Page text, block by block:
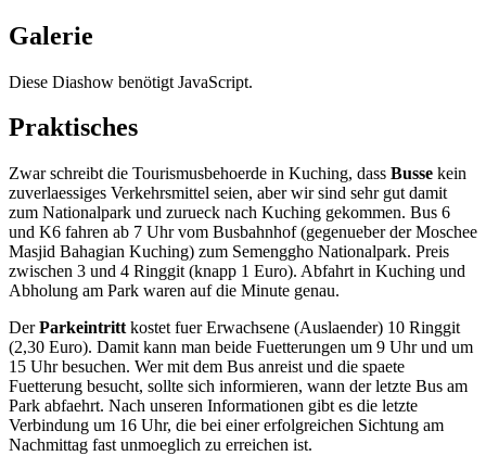
Galerie
Diese Diashow benötigt JavaScript.
Praktisches
Zwar schreibt die Tourismusbehoerde in Kuching, dass Busse kein
zuverlaessiges Verkehrsmittel seien, aber wir sind sehr gut damit
zum Nationalpark und zurueck nach Kuching gekommen. Bus 6
und K6 fahren ab 7 Uhr vom Busbahnhof (gegenueber der Moschee
Masjid Bahagian Kuching) zum Semenggho Nationalpark. Preis
zwischen 3 und 4 Ringgit (knapp 1 Euro). Abfahrt in Kuching und
Abholung am Park waren auf die Minute genau.
DerParkeintritt kostet fuer Erwachsene (Auslaender) 10 Ringgit
(2,30 Euro). Damit kann man beide Fuetterungen um 9 Uhr und um
15 Uhr besuchen. Wer mit dem Bus anreist und die spaete
Fuetterung besucht, sollte sich informieren, wann der letzte Bus am
Park abfaehrt. Nach unseren Informationen gibt es die letzte
Verbindung um 16 Uhr, die bei einer erfolgreichen Sichtung am
Nachmittag fast unmoeglich zu erreichen ist.